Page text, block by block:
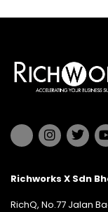
Richworks X Sdn
RichQ, No.77 Jalan